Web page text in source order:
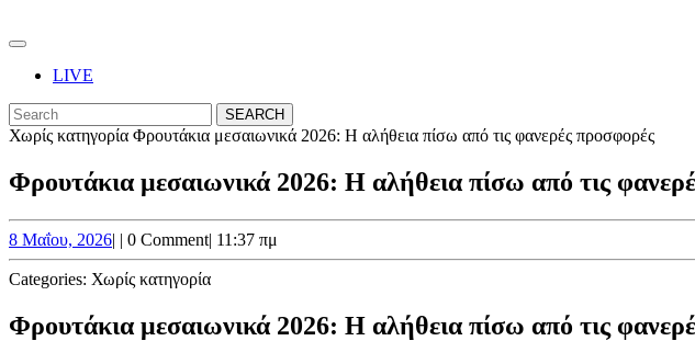
to
Skip
content
Open
ButtonLIVE
CLOSE
BUTTON
Search
for:
Χωρίς κατηγορία Φρουτάκια μεσαιωνικά 2026: Η αλήθεια πίσω από τις φανερές προσφορές
Φρουτάκια μεσαιωνικά 2026: Η αλήθεια πίσω από τις
8 Μαΐου, 20268
Μαΐου,
2026
| | 0 Comment| 11:37 πμ
Categories: Χωρίς κατηγορία
Φρουτάκια μεσαιωνικά 2026: Η αλήθεια πίσω από τις